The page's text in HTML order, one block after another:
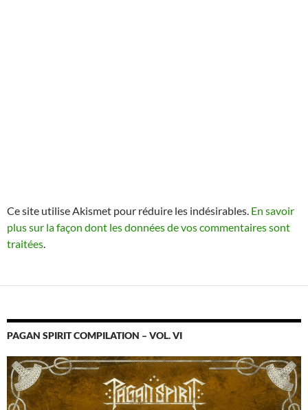
Ce site utilise Akismet pour réduire les indésirables. En savoir
plus sur la façon dont les données de vos commentaires sont
traitées
PAGAN SPIRIT COMPILATION – VOL. VI